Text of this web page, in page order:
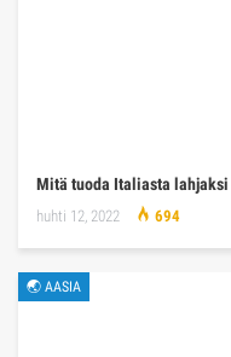
Mitä tuoda Italiasta
huhti 12, 2022 694
🌏 AASIA